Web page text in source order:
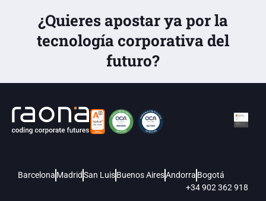
¿Quieres apostar ya por la
tecnología corporativa del
futuro?
Barcelona MadridSan LuisBuenos AiresAndorra Bogotá
+34 902 362 918